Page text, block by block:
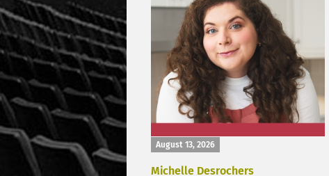
August 13, 2026
Michelle Desrochers